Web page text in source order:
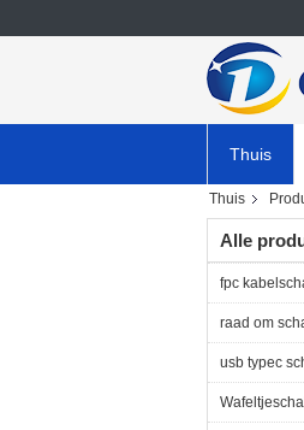
Thuis
Thuis
Alle
fpc
raad om
usb typec